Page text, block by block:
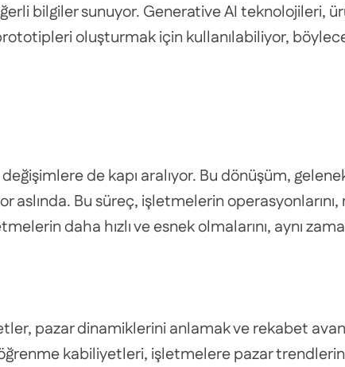
bilgiler sunuyor. Generative AI teknolojileri,
oluşturmak için kullanılabiliyor,
de kapı aralıyor. Bu dönüşüm,
Bu süreç, işletmelerin
daha hızlı ve esnek olmalarını, aynı
pazar dinamiklerini anlamak ve rekabet
kabiliyetleri, işletmelere pazar